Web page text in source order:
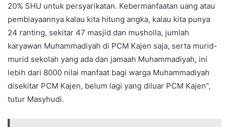
20% SHU untuk persyarikatan. Kebermanfaatan uang atau
pembiayaannya kalau kita hitung angka, kalau kita punya
24 ranting, sekitar 47 masjid dan musholla, jumlah
karyawan Muhammadiyah di PCM Kajen saja, serta murid-
murid sekolah yang ada dan jamaah Muhammadiyah, ini
lebih dari 8000 nilai manfaat bagi warga Muhammadiyah
disekitar PCM Kajen, belum lagi yang diluar PCM Kajen”,
tutur Masyhudi.